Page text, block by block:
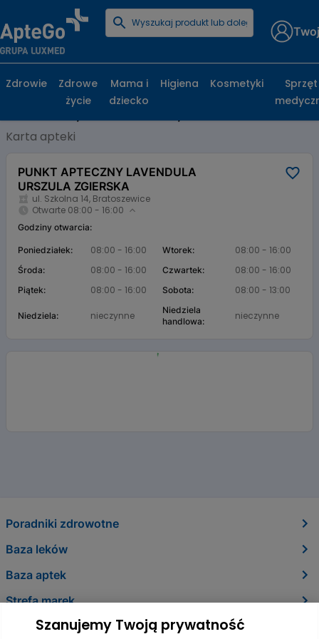
Strona główna
PUNKT APTECZNY LAVENDULA URSZULA
Karta apteki
PUNKT APTECZNY LAVENDULA
URSZULA ZGIERSKA
ul. Szkolna 14, Bratoszewice
Otwarte 08:00 - 16:00
Godziny otwarcia:
Poniedziałek: 08:00 - 16:00 Wtorek: 08:00 - 16:00
Środa: 08:00 - 16:00 Czwartek: 08:00 - 16:00
Piątek: 08:00 - 16:00 Sobota: 08:00 - 13:00
Niedziela: nieczynne
Niedziela
handlowa:
nieczynne
Zdrowie
Zdrowe
życie
Mama i
dziecko
Higiena Kosmetyki
Sprzęt
Poradniki zdrowotne
Baza leków
Baza aptek
Strefa marek
O nasSzanujemy Twoją prywatność